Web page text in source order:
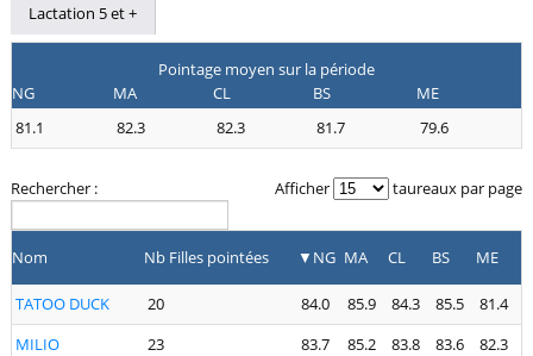
Lactation 5 et +
Pointage moyen sur la période
NG
MA CL BS
ME
81.1
82.3 82.3 81.7 79.6
Afficher taureaux par page
Rechercher :
Nom Nb Filles pointées NG MA CL BS ME
TATOO DUCK 20 84.0 85.9 84.3 85.5
81.4
MILIO
23 83.7 85.2 83.8 83.6
82.3